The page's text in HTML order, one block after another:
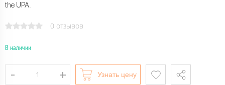
the UPA.
0 отзывов
В наличии
Узнать цену